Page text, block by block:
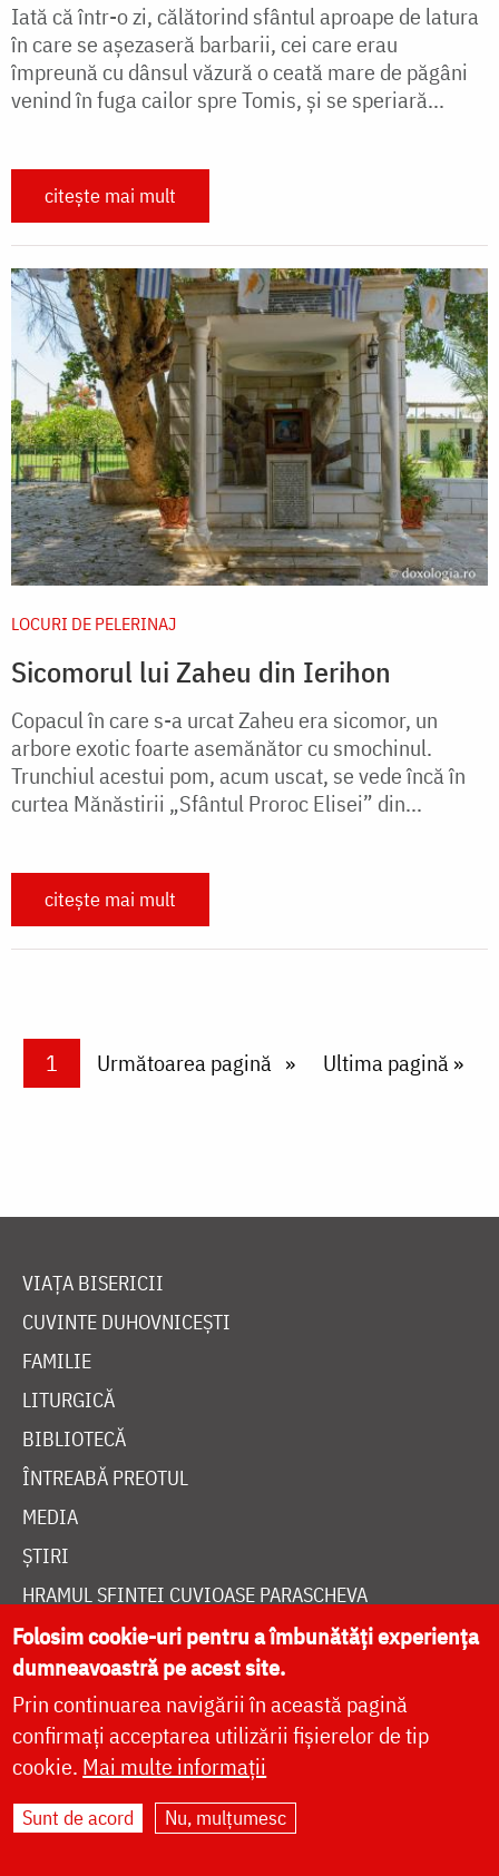
Iată că într-o zi, călătorind sfântul aproape de latura
în care se aşezaseră barbarii, cei care erau
împreună cu dânsul văzură o ceată mare de păgâni
venind în fuga cailor spre Tomis, şi se speriară...
citește mai mult
LOCURI DE PELERINAJ
Sicomorul lui Zaheu din Ierihon
Copacul în care s-a urcat Zaheu era sicomor, un
arbore exotic foarte asemănător cu smochinul.
Trunchiul acestui pom, acum uscat, se vede încă în
curtea Mănăstirii „Sfântul Proroc Elisei” din...
citește mai mult
PaginareCurrent page
1 Next page
Următoarea pagină Last page
Ultima pagină »
VIAȚA BISERICII
CUVINTE DUHOVNICEȘTI
FAMILIE
LITURGICĂ
BIBLIOTECĂ
ÎNTREABĂ PREOTUL
MEDIA
ȘTIRI
HRAMUL SFINTEI CUVIOASE PARASCHEVA
AUTORI
PĂRINȚI DUHOVNICEȘTI
MAICI CU VIAȚĂ DUHOVNICEASCĂ
SINAXAR ALFABETIC
Folosim cookie-uri pentru a îmbunătăți experiența
dumneavoastră pe acest site.
Prin continuarea navigării în această pagină
confirmați acceptarea utilizării fișierelor de tip
cookie. Mai multe informații
Sunt de acord Nu, mulțumesc